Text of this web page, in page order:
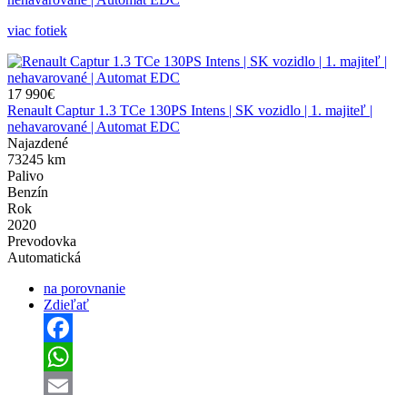
viac fotiek
17 990€
Renault Captur 1.3 TCe 130PS Intens | SK vozidlo | 1. majiteľ |
nehavarované | Automat EDC
Najazdené
73245 km
Palivo
Benzín
Rok
2020
Prevodovka
Automatická
na porovnanie
Zdieľať
Facebook
WhatsApp